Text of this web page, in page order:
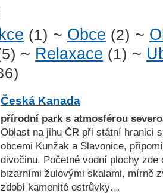
(1) ~ Obce (2) ~
~ Relaxace (1) ~
Česká Kanada
přírodní park s atmosférou
Oblast na jihu ČR při státní hranici
obcemi Kunžak a Slavonice,
divočinu. Početné vodní plochy
bizarními žulovými skalami, mírně
zdobí kamenité ostrůvky…